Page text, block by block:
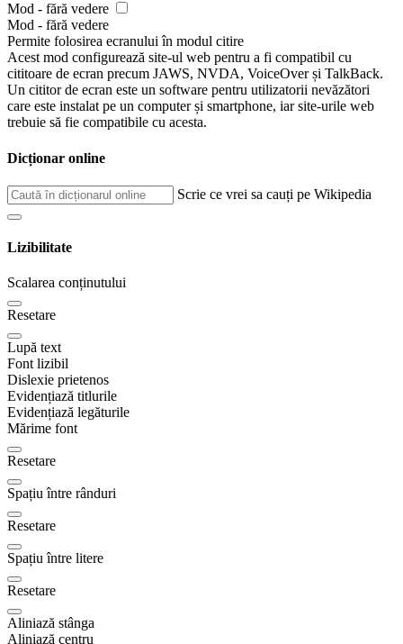
Mod - fără vedere
Mod - fără vedere
Permite folosirea ecranului în modul citire
Acest mod configurează site-ul web pentru a fi compatibil cu
cititoare de ecran precum JAWS, NVDA, VoiceOver și TalkBack.
Un cititor de ecran este un software pentru utilizatorii nevăzători
care este instalat pe un computer și smartphone, iar site-urile web
trebuie să fie compatibile cu acesta.
Dicționar online
Scrie ce vrei sa cauți pe Wikipedia
Lizibilitate
Scalarea conținutului
Resetare
Lupă text
Font lizibil
Dislexie prietenos
Evidențiază titlurile
Evidențiază legăturile
Mărime font
Resetare
Spațiu între rânduri
Resetare
Spațiu între litere
Resetare
Aliniază stânga
Aliniază centru